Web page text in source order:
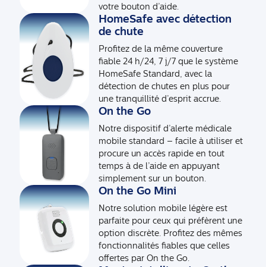
votre bouton d’aide.
HomeSafe avec détection
de chute
Profitez de la même couverture
fiable 24 h/24, 7 j/7 que le système
HomeSafe Standard, avec la
détection de chutes en plus pour
une tranquillité d’esprit accrue.
On the Go
Notre dispositif d’alerte médicale
mobile standard – facile à utiliser et
procure un accès rapide en tout
temps à de l’aide en appuyant
simplement sur un bouton.
On the Go Mini
Notre solution mobile légère est
parfaite pour ceux qui préfèrent une
option discrète. Profitez des mêmes
fonctionnalités fiables que celles
offertes par On the Go.